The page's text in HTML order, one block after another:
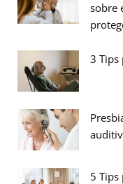
sobre
3 Tips
5